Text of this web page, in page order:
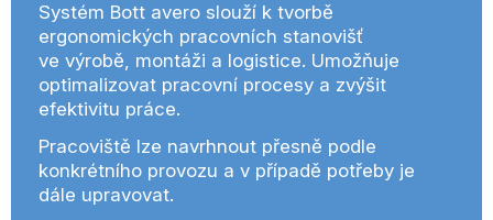
Systém Bott avero slouží k tvorbě
ergonomických pracovních stanovišť
ve výrobě, montáži a logistice. Umožňuje
optimalizovat pracovní procesy a zvýšit
efektivitu práce.
Pracoviště lze navrhnout přesně podle
konkrétního provozu a v případě potřeby je
dále upravovat.